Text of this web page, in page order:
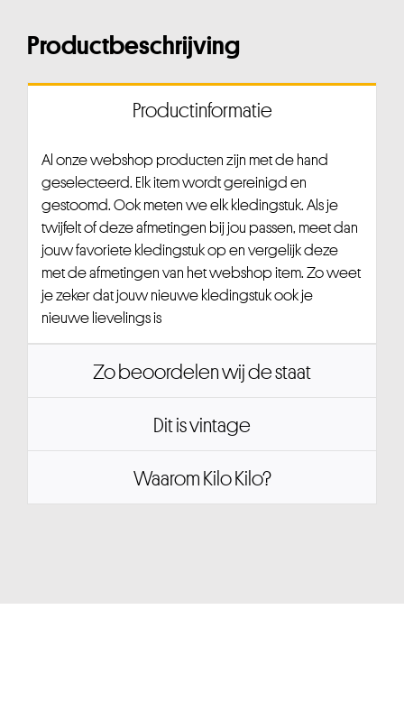
Productbeschrijving
Productinformatie
Al onze webshop producten zijn met de hand
geselecteerd. Elk item wordt gereinigd en
gestoomd. Ook meten we elk kledingstuk. Als je
twijfelt of deze afmetingen bij jou passen, meet dan
jouw favoriete kledingstuk op en vergelijk deze
met de afmetingen van het webshop item. Zo weet
je zeker dat jouw nieuwe kledingstuk ook je
nieuwe lievelings is
Zo beoordelen wij de staat
Dit is vintage
Waarom Kilo Kilo?